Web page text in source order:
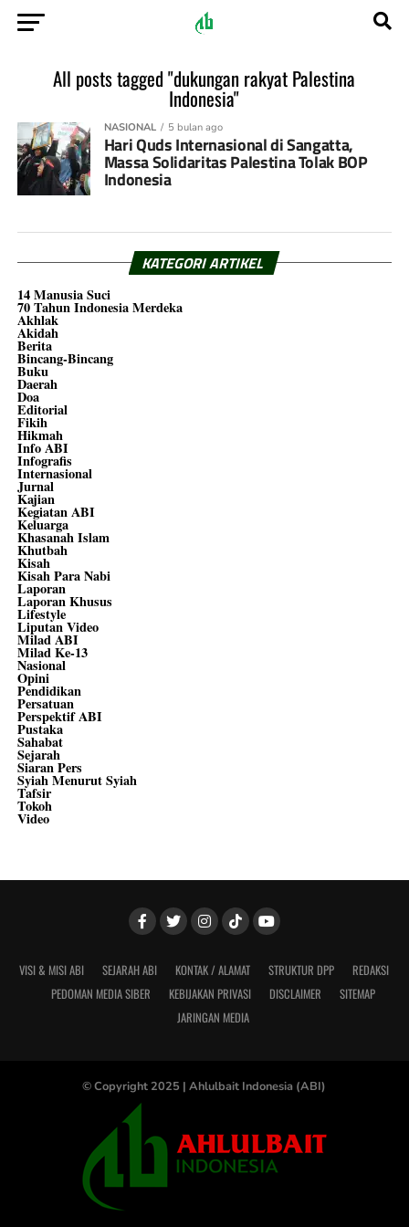
All posts tagged "dukungan rakyat Palestina
Indonesia"
NASIONAL 5 bulan ago
Hari Quds Internasional di Sangatta,
Massa Solidaritas Palestina Tolak BOP
Indonesia
KATEGORI ARTIKEL
14 Manusia Suci
70 Tahun Indonesia Merdeka
Akhlak
Akidah
Berita
Bincang-Bincang
Buku
Daerah
Doa
Editorial
Fikih
Hikmah
Info ABI
Infografis
Internasional
Jurnal
Kajian
Kegiatan ABI
Keluarga
Khasanah Islam
Khutbah
Kisah
Kisah Para Nabi
Laporan
Laporan Khusus
Lifestyle
Liputan Video
Milad ABI
Milad Ke-13
Nasional
Opini
Pendidikan
Persatuan
Perspektif ABI
Pustaka
Sahabat
Sejarah
Siaran Pers
Syiah Menurut Syiah
Tafsir
Tokoh
Video
VISI & MISI ABI SEJARAH ABI KONTAK / ALAMAT STRUKTUR DPP
REDAKSI
PEDOMAN MEDIA SIBER
KEBIJAKAN PRIVASI DISCLAIMER
SITEMAP
JARINGAN MEDIA
© Copyright 2025 | Ahlulbait Indonesia (ABI)